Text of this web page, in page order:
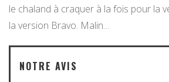
le chaland à craquer à la fois pour la
la version Bravo. Malin…
NOTRE AVIS